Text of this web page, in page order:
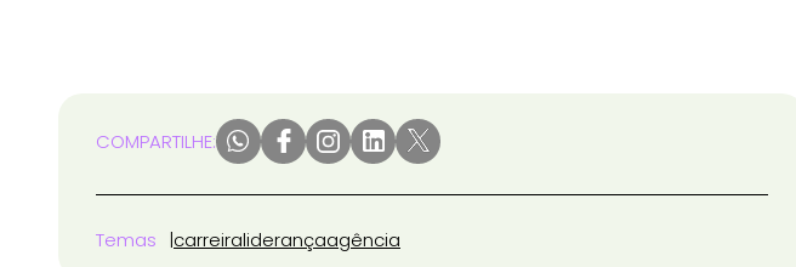
COMPARTILHE:
Temas carreiraliderançaagência